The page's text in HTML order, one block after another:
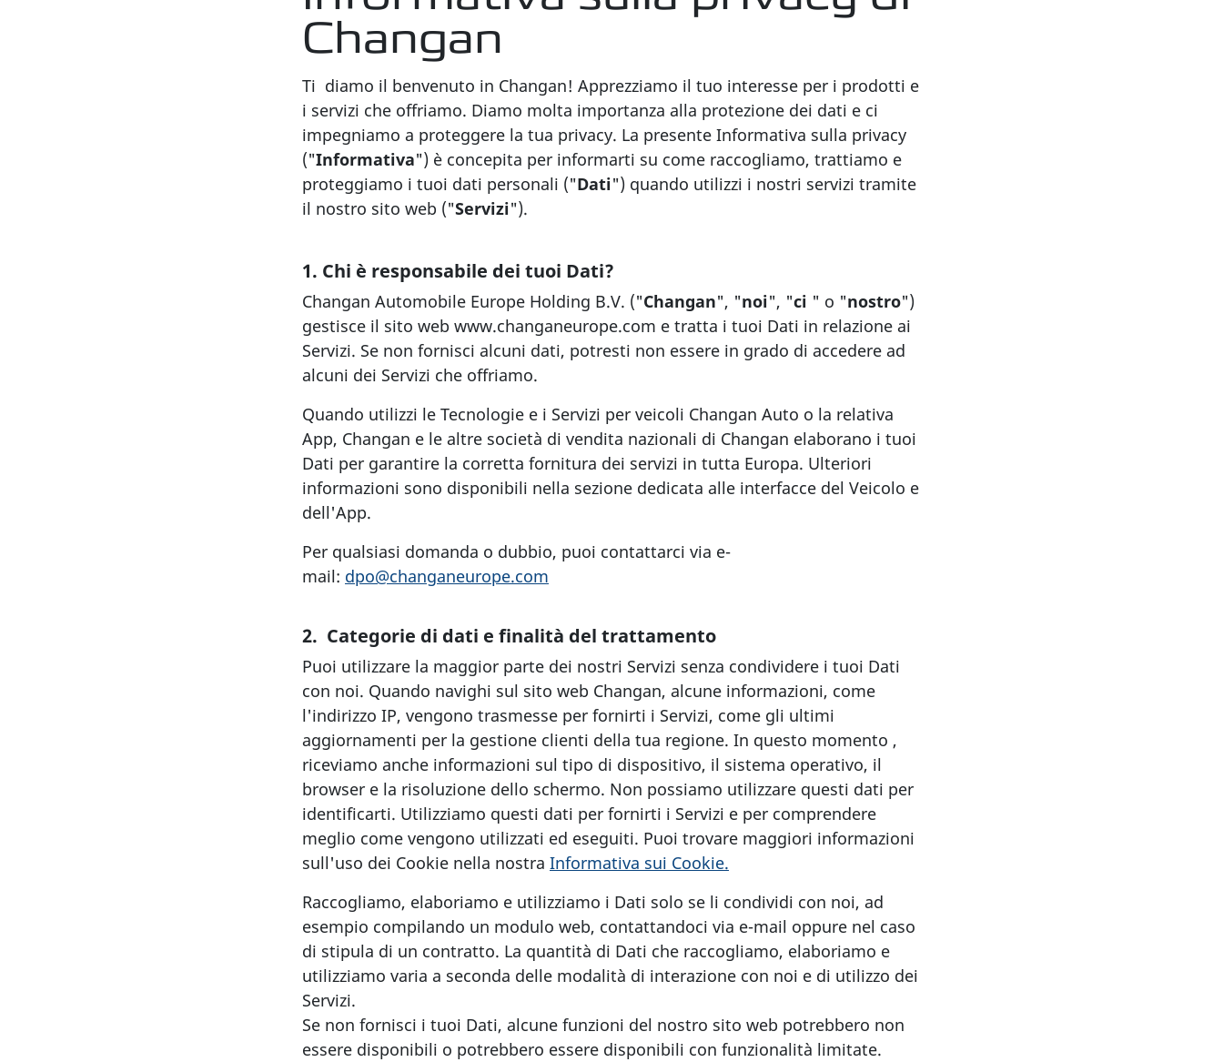
Changan
Ti diamo il benvenuto in Changan! Apprezziamo il tuo interesse per i prodotti e
i servizi che offriamo. Diamo molta importanza alla protezione dei dati e ci
impegniamo a proteggere la tua privacy. La presente Informativa sulla privacy
("Informativa") è concepita per informarti su come raccogliamo, trattiamo e
proteggiamo i tuoi dati personali ("Dati") quando utilizzi i nostri servizi tramite
il nostro sito web ("Servizi").
1. Chi è responsabile dei tuoi Dati?
Changan Automobile Europe Holding B.V. ("Changan", "noi", "ci " o "nostro")
gestisce il sito web www.changaneurope.com e tratta i tuoi Dati in relazione ai
Servizi. Se non fornisci alcuni dati, potresti non essere in grado di accedere ad
alcuni dei Servizi che offriamo.
Quando utilizzi le Tecnologie e i Servizi per veicoli Changan Auto o la relativa
App, Changan e le altre società di vendita nazionali di Changan elaborano i tuoi
Dati per garantire la corretta fornitura dei servizi in tutta Europa. Ulteriori
informazioni sono disponibili nella sezione dedicata alle interfacce del Veicolo e
dell'App.
Per qualsiasi domanda o dubbio, puoi contattarci via e-
mail: dpo@changaneurope.com
2. Categorie di dati e finalità del trattamento
Puoi utilizzare la maggior parte dei nostri Servizi senza condividere i tuoi Dati
con noi. Quando navighi sul sito web Changan, alcune informazioni, come
l'indirizzo IP, vengono trasmesse per fornirti i Servizi, come gli ultimi
aggiornamenti per la gestione clienti della tua regione. In questo momento ,
riceviamo anche informazioni sul tipo di dispositivo, il sistema operativo, il
browser e la risoluzione dello schermo. Non possiamo utilizzare questi dati per
identificarti. Utilizziamo questi dati per fornirti i Servizi e per comprendere
meglio come vengono utilizzati ed eseguiti. Puoi trovare maggiori informazioni
sull'uso dei Cookie nella nostra Informativa sui Cookie.
Raccogliamo, elaboriamo e utilizziamo i Dati solo se li condividi con noi, ad
esempio compilando un modulo web, contattandoci via e-mail oppure nel caso
di stipula di un contratto. La quantità di Dati che raccogliamo, elaboriamo e
utilizziamo varia a seconda delle modalità di interazione con noi e di utilizzo dei
Servizi.
Se non fornisci i tuoi Dati, alcune funzioni del nostro sito web potrebbero non
essere disponibili o potrebbero essere disponibili con funzionalità limitate.